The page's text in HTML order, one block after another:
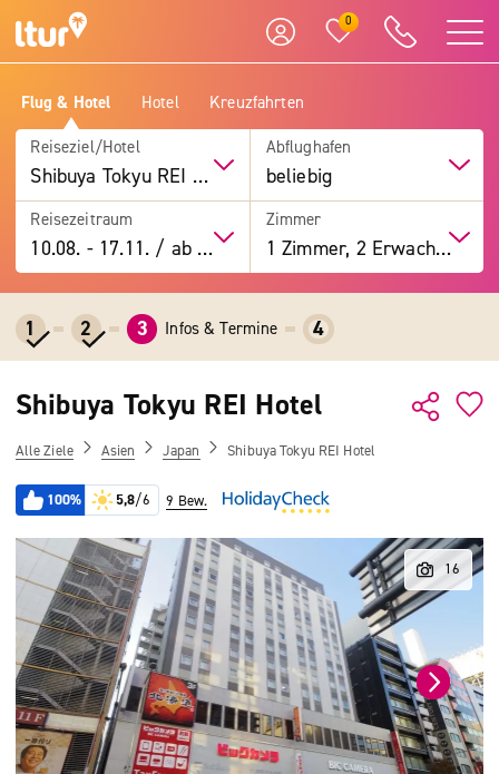
0
Flug & Hotel Hotel Kreuzfahrten
Reiseziel/Hotel
Shibuya Tokyu REI Hotel
Abflughafen
beliebig
Reisezeitraum
10.08. -17.11. / ab 7 Tage
Zimmer
1 Zimmer, 2 Erwachsene
1 2 3 Infos & Termine 4
Shibuya Tokyu REI Hotel
Alle Ziele Asien Japan Shibuya Tokyu REI Hotel
100% 5,8/6 9 Bew.